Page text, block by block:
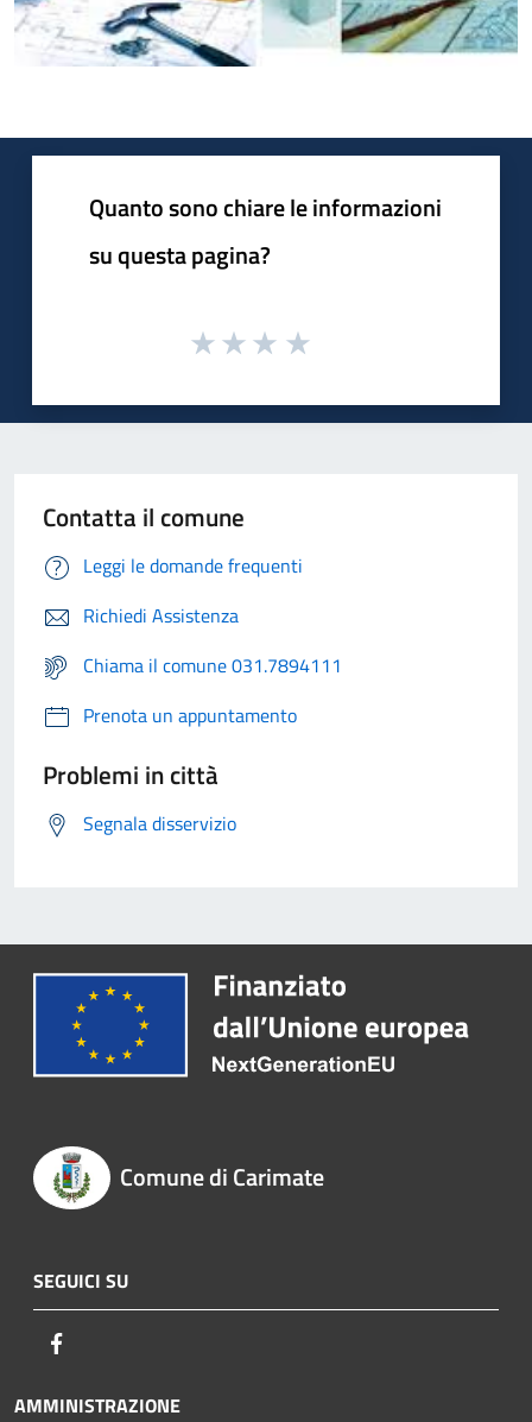
Quanto sono chiare le informazioni
su questa pagina?
Contatta il comune
Leggi le domande frequenti
Richiedi Assistenza
Chiama il comune 031.7894111
Prenota un appuntamento
Problemi in città
Segnala disservizio
Comune di Carimate
SEGUICI SU
AMMINISTRAZIONE